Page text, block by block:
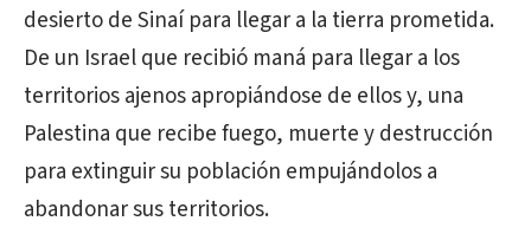
desierto de Sinaí para llegar a la tierra prometida.
De un Israel que recibió maná para llegar a los
territorios ajenos apropiándose de ellos y, una
Palestina que recibe fuego, muerte y destrucción
para extinguir su población empujándolos a
abandonar sus territorios.